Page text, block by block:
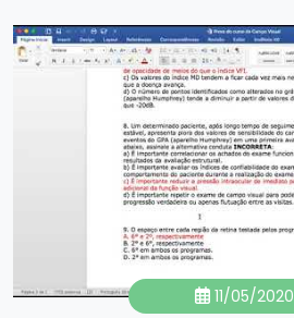
11/05/2020